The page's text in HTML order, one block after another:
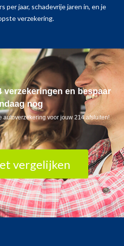
per jaar, schadevrije jaren in, en je
verzekering.
verzekeringen en bespaar
nog
autoverzekering voor jouw 214 afsluiten!
vergelijken